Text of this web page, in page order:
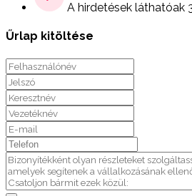
A hirdetések láthatóak
Űrlap kitöltése